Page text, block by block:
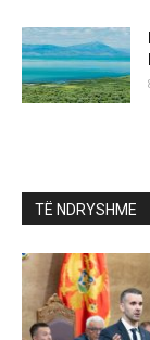
TË NDRYSHME